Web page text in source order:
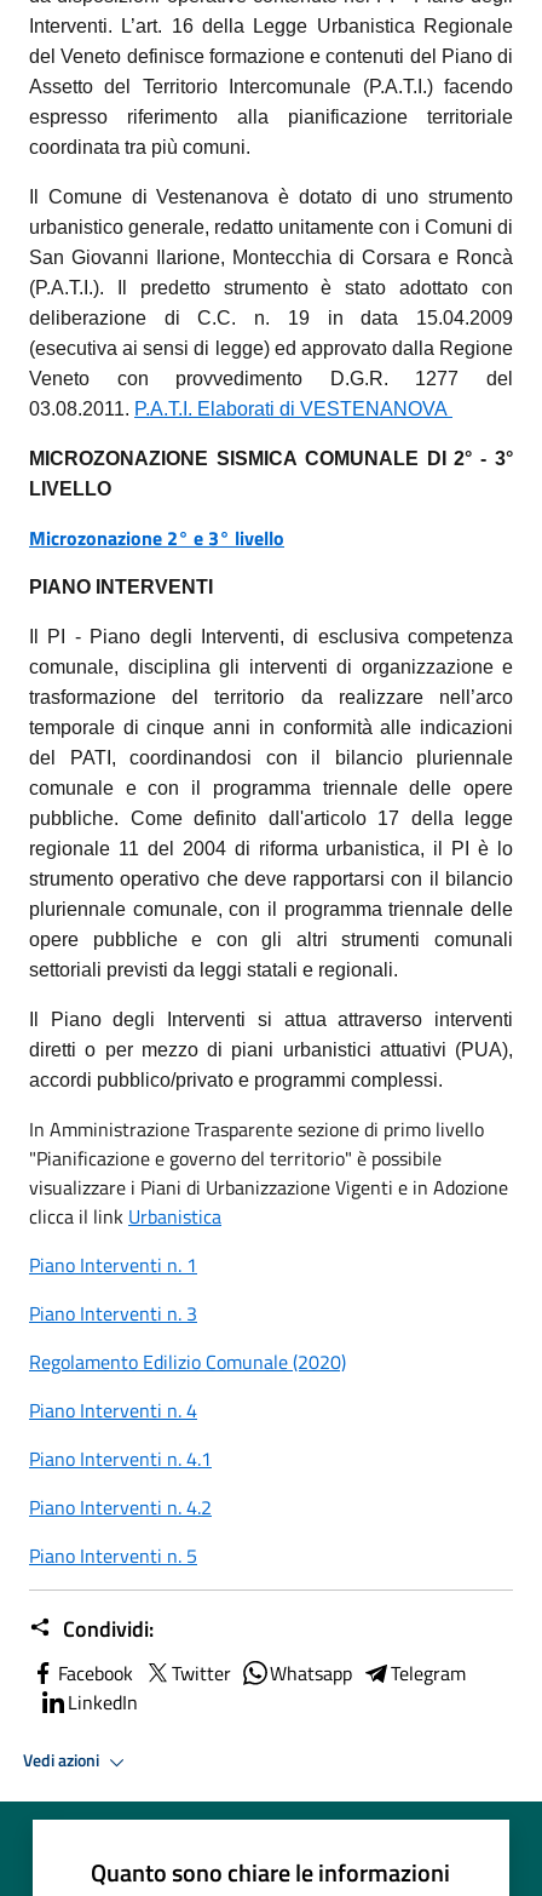
Interventi. L’art. 16 della Legge Urbanistica Regionale
del Veneto definisce formazione e contenuti del Piano di
Assetto del Territorio Intercomunale (P.A.T.I.) facendo
espresso riferimento alla pianificazione territoriale
coordinata tra più comuni.
Il Comune di Vestenanova è dotato di uno strumento
urbanistico generale, redatto unitamente con i Comuni di
San Giovanni Ilarione, Montecchia di Corsara e Roncà
(P.A.T.I.). Il predetto strumento è stato adottato con
deliberazione di C.C. n. 19 in data 15.04.2009
(esecutiva ai sensi di legge) ed approvato dalla Regione
Veneto con provvedimento D.G.R. 1277 del
03.08.2011. P.A.T.I. Elaborati di VESTENANOVA
MICROZONAZIONE SISMICA COMUNALE DI 2° - 3°
LIVELLO
Microzonazione 2° e 3° livello
PIANO INTERVENTI
Il PI - Piano degli Interventi, di esclusiva competenza
comunale, disciplina gli interventi di organizzazione e
trasformazione del territorio da realizzare nell’arco
temporale di cinque anni in conformità alle indicazioni
del PATI, coordinandosi con il bilancio pluriennale
comunale e con il programma triennale delle opere
pubbliche. Come definito dall'articolo 17 della legge
regionale 11 del 2004 di riforma urbanistica, il PI è lo
strumento operativo che deve rapportarsi con il bilancio
pluriennale comunale, con il programma triennale delle
opere pubbliche e con gli altri strumenti comunali
settoriali previsti da leggi statali e regionali.
Il Piano degli Interventi si attua attraverso interventi
diretti o per mezzo di piani urbanistici attuativi (PUA),
accordi pubblico/privato e programmi complessi.
In Amministrazione Trasparente sezione di primo livello
"Pianificazione e governo del territorio" è possibile
visualizzare i Piani di Urbanizzazione Vigenti e in Adozione
clicca il link Urbanistica
Piano Interventi n. 1
Piano Interventi n. 3
Regolamento Edilizio Comunale (2020)
Piano Interventi n. 4
Piano Interventi n. 4.1
Piano Interventi n. 4.2
Piano Interventi n. 5
Condividi:
Facebook Twitter Whatsapp
Telegram
LinkedIn
Vedi azioni
Quanto sono chiare le informazioni